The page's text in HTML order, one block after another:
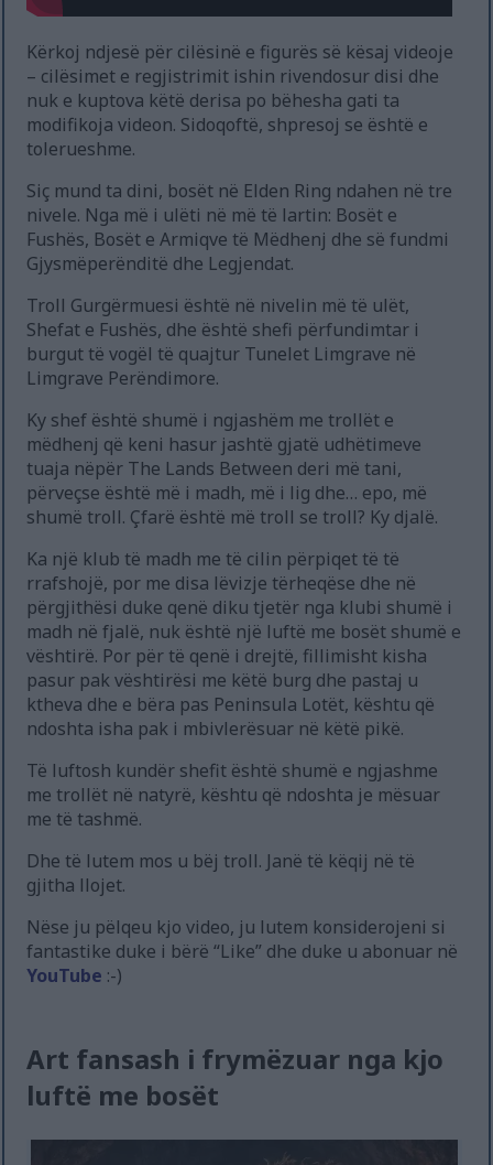
Kërkoj ndjesë për cilësinë e figurës së kësaj videoje
– cilësimet e regjistrimit ishin rivendosur disi dhe
nuk e kuptova këtë derisa po bëhesha gati ta
modifikoja videon. Sidoqoftë, shpresoj se është e
tolerueshme.
Siç mund ta dini, bosët në Elden Ring ndahen në tre
nivele. Nga më i ulëti në më të lartin: Bosët e
Fushës, Bosët e Armiqve të Mëdhenj dhe së fundmi
Gjysmëperënditë dhe Legjendat.
Troll Gurgërmuesi është në nivelin më të ulët,
Shefat e Fushës, dhe është shefi përfundimtar i
burgut të vogël të quajtur Tunelet Limgrave në
Limgrave Perëndimore.
Ky shef është shumë i ngjashëm me trollët e
mëdhenj që keni hasur jashtë gjatë udhëtimeve
tuaja nëpër The Lands Between deri më tani,
përveçse është më i madh, më i lig dhe… epo, më
shumë troll. Çfarë është më troll se troll? Ky djalë.
Ka një klub të madh me të cilin përpiqet të të
rrafshojë, por me disa lëvizje tërheqëse dhe në
përgjithësi duke qenë diku tjetër nga klubi shumë i
madh në fjalë, nuk është një luftë me bosët shumë e
vështirë. Por për të qenë i drejtë, fillimisht kisha
pasur pak vështirësi me këtë burg dhe pastaj u
ktheva dhe e bëra pas Peninsula Lotët, kështu që
ndoshta isha pak i mbivlerësuar në këtë pikë.
Të luftosh kundër shefit është shumë e ngjashme
me trollët në natyrë, kështu që ndoshta je mësuar
me të tashmë.
Dhe të lutem mos u bëj troll. Janë të këqij në të
gjitha llojet.
Nëse ju pëlqeu kjo video, ju lutem konsiderojeni si
fantastike duke i bërë “Like” dhe duke u abonuar në
YouTube :-)
Art fansash i frymëzuar nga kjo
luftë me bosët